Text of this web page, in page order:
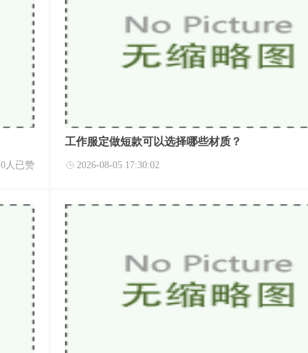
0人已赞
工作服定做短款可以选择哪些材质？
2026-08-05 17:30:02